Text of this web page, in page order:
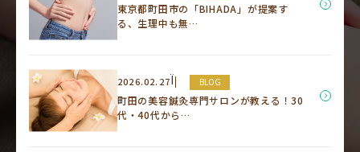
東京都町田市の「BIHADA」が提案す
る、生理中も無…
2026.02.27Ï BLOG
町田の美容鍼灸専門サロンが教える！30
代・40代から…